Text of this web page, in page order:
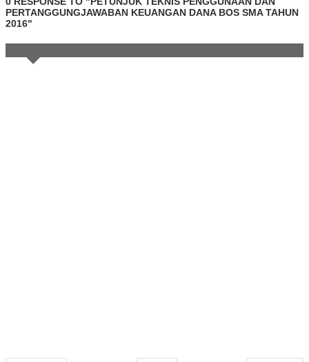
PERTANGGUNGJAWABAN KEUANGAN DANA BOS SMA TAHUN
2016"